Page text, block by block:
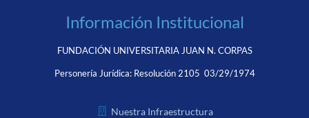
Información Institucional
FUNDACIÓN UNIVERSITARIA JUAN N. CORPAS
Personería Jurídica: Resolución 2105 03/29/1974
Nuestra Infraestructura